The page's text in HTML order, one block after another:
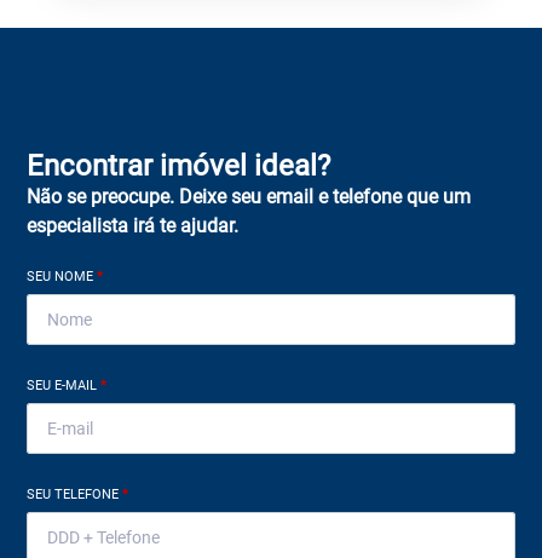
Encontrar imóvel ideal?
Não se preocupe. Deixe seu email e telefone que um
especialista irá te ajudar.
SEU NOME*
SEU E-MAIL*
SEU TELEFONE*